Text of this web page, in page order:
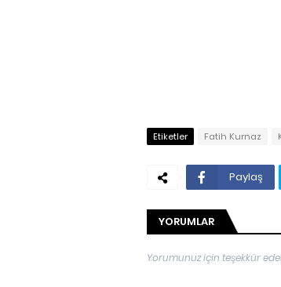
Etiketler Fatih Kurnaz
Paylaş
YORUMLAR
Yorumunuz için teşekkür